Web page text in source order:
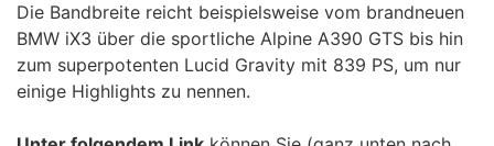
Die Bandbreite reicht beispielsweise vom brandneuen
BMW iX3 über die sportliche Alpine A390 GTS bis hin
zum superpotenten Lucid Gravity mit 839 PS, um nur
einige Highlights zu nennen.